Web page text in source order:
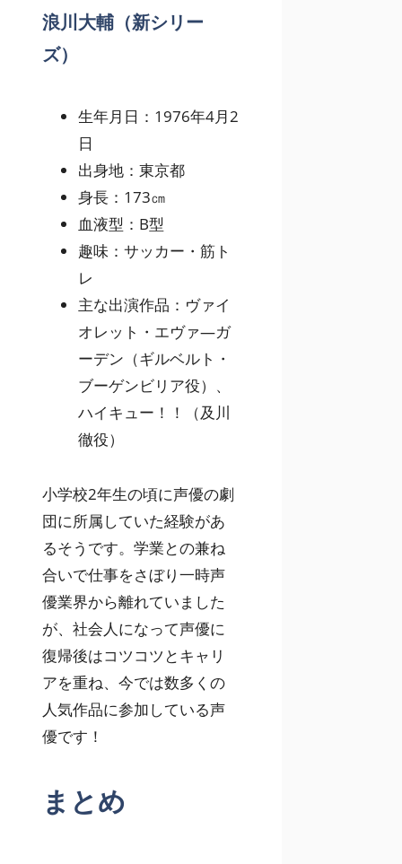
浪川大輔（新シリー
ズ）
生年月日：1976年4月2
日
出身地：東京都
身長：173㎝
血液型：B型
趣味：サッカー・筋ト
レ
主な出演作品：ヴァイ
オレット・エヴァ―ガ
ーデン（ギルベルト・
ブーゲンビリア役）、
ハイキュー！！（及川
徹役）
小学校2年生の頃に声優の劇
団に所属していた経験があ
るそうです。学業との兼ね
合いで仕事をさぼり一時声
優業界から離れていました
が、社会人になって声優に
復帰後はコツコツとキャリ
アを重ね、今では数多くの
人気作品に参加している声
優です！
まとめ